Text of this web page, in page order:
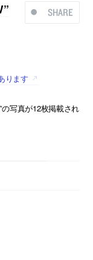
SHARE
ります
の写真が12枚掲載され